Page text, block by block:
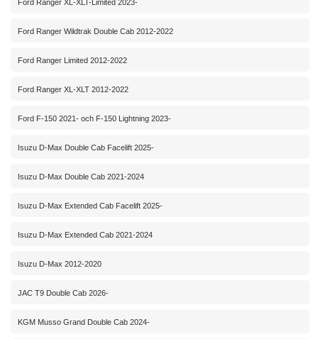
Ford Ranger XL-XLT-Limited 2023-
Ford Ranger Wildtrak Double Cab 2012-2022
Ford Ranger Limited 2012-2022
Ford Ranger XL-XLT 2012-2022
Ford F-150 2021- och F-150 Lightning 2023-
Isuzu D-Max Double Cab Facelift 2025-
Isuzu D-Max Double Cab 2021-2024
Isuzu D-Max Extended Cab Facelift 2025-
Isuzu D-Max Extended Cab 2021-2024
Isuzu D-Max 2012-2020
JAC T9 Double Cab 2026-
KGM Musso Grand Double Cab 2024-